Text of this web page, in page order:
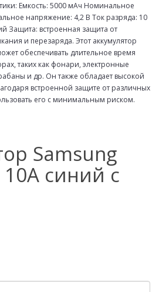
Емкость: 5000 мАч Номинальное
напряжение: 4,2 В Ток разряда: 10
Защита: встроенная защита от
и перезаряда. Этот аккумулятор
обеспечивать длительное время
таких как фонари, электронные
и др. Он также обладает высокой
встроенной защите от различных
его с минимальным риском.
Samsung
10A синий с